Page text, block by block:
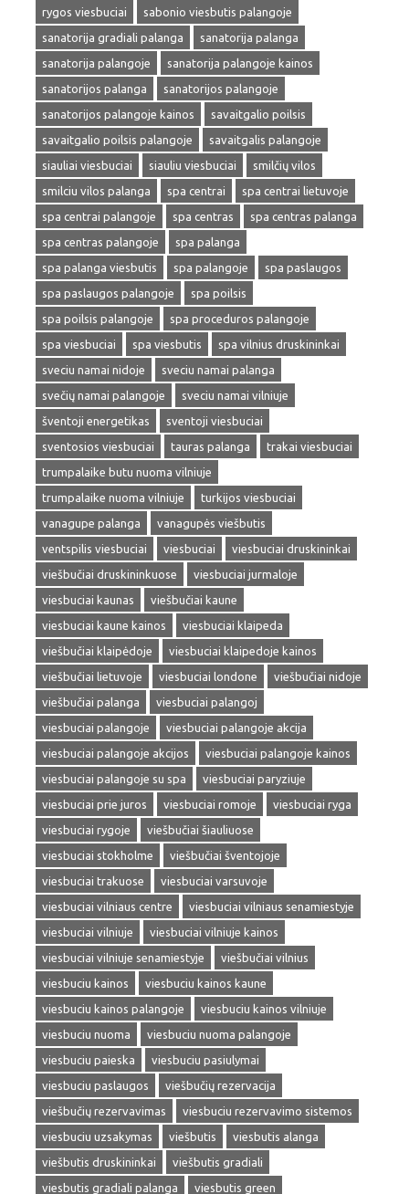
rygos viesbuciai
sabonio viesbutis palangoje
sanatorija gradiali palanga
sanatorija palanga
sanatorija palangoje
sanatorija palangoje kainos
sanatorijos palanga
sanatorijos palangoje
sanatorijos palangoje kainos
savaitgalio poilsis
savaitgalio poilsis palangoje
savaitgalis palangoje
siauliai viesbuciai
siauliu viesbuciai
smilčių vilos
smilciu vilos palanga
spa centrai
spa centrai lietuvoje
spa centrai palangoje
spa centras
spa centras palanga
spa centras palangoje
spa palanga
spa palanga viesbutis
spa palangoje
spa paslaugos
spa paslaugos palangoje
spa poilsis
spa poilsis palangoje
spa proceduros palangoje
spa viesbuciai
spa viesbutis
spa vilnius druskininkai
sveciu namai nidoje
sveciu namai palanga
svečių namai palangoje
sveciu namai vilniuje
šventoji energetikas
sventoji viesbuciai
sventosios viesbuciai
tauras palanga
trakai viesbuciai
trumpalaike butu nuoma vilniuje
trumpalaike nuoma vilniuje
turkijos viesbuciai
vanagupe palanga
vanagupės viešbutis
ventspilis viesbuciai
viesbuciai
viesbuciai druskininkai
viešbučiai druskininkuose
viesbuciai jurmaloje
viesbuciai kaunas
viešbučiai kaune
viesbuciai kaune kainos
viesbuciai klaipeda
viešbučiai klaipėdoje
viesbuciai klaipedoje kainos
viešbučiai lietuvoje
viesbuciai londone
viešbučiai nidoje
viešbučiai palanga
viesbuciai palangoj
viesbuciai palangoje
viesbuciai palangoje akcija
viesbuciai palangoje akcijos
viesbuciai palangoje kainos
viesbuciai palangoje su spa
viesbuciai paryziuje
viesbuciai prie juros
viesbuciai romoje
viesbuciai ryga
viesbuciai rygoje
viešbučiai šiauliuose
viesbuciai stokholme
viešbučiai šventojoje
viesbuciai trakuose
viesbuciai varsuvoje
viesbuciai vilniaus centre
viesbuciai vilniaus senamiestyje
viesbuciai vilniuje
viesbuciai vilniuje kainos
viesbuciai vilniuje senamiestyje
viešbučiai vilnius
viesbuciu kainos
viesbuciu kainos kaune
viesbuciu kainos palangoje
viesbuciu kainos vilniuje
viesbuciu nuoma
viesbuciu nuoma palangoje
viesbuciu paieska
viesbuciu pasiulymai
viesbuciu paslaugos
viešbučių rezervacija
viešbučių rezervavimas
viesbuciu rezervavimo sistemos
viesbuciu uzsakymas
viešbutis
viesbutis alanga
viešbutis druskininkai
viešbutis gradiali
viesbutis gradiali palanga
viesbutis green